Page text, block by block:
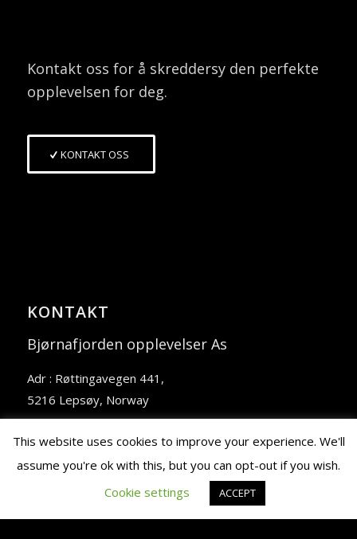
Kontakt oss for å skreddersy den perfekte
opplevelsen for deg.
KONTAKT OSS
KONTAKT
Bjørnafjorden opplevelser As
Adr : Røttingavegen 441,
5216 Lepsøy, Norway
Tlf : (+47) 920 65 465
post@bjornafjordenopplevelser.no
This website uses cookies to improve your experience. We'll
assume you're ok with this, but you can opt-out if you wish.
Cookie settings
ACCEPT